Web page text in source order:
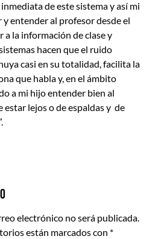
de este sistema y así mi
y entender al profesor desde el
a la información de clase y
hacen que el ruido
casi en su totalidad, facilita la
que habla y, en el ámbito
a mi hijo entender bien al
estar lejos o de espaldas y de
electrónico no será publicada.
están marcados con *